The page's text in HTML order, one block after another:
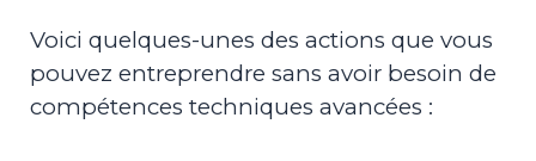
Voici quelques-unes des actions que vous
pouvez entreprendre sans avoir besoin de
compétences techniques avancées :